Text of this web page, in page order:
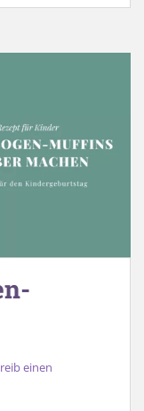
einen